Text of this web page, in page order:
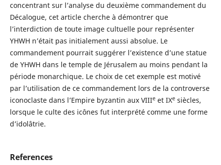
concentrant sur l’analyse du deuxième commandement du
Décalogue, cet article cherche à démontrer que
l’interdiction de toute image cultuelle pour représenter
YHWH n’était pas initialement aussi absolue. Le
commandement pourrait suggérer l’existence d’une statue
de YHWH dans le temple de Jérusalem au moins pendant la
période monarchique. Le choix de cet exemple est motivé
par l’utilisation de ce commandement lors de la controverse
iconoclaste dans l’Empire byzantin aux VIIIeet IXesiècles,
lorsque le culte des icônes fut interprété comme une forme
d’idolâtrie.
References